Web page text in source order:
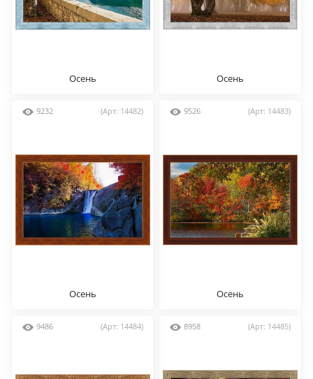
Осень Осень
9232 (Арт: 14482)
Осень
9526 (Арт: 14483)
Осень
9486 (Арт: 14484) 8958 (Арт: 14485)